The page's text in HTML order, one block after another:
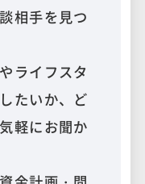
相手を見つ
ライフスタ
たいか、ど
軽にお聞か